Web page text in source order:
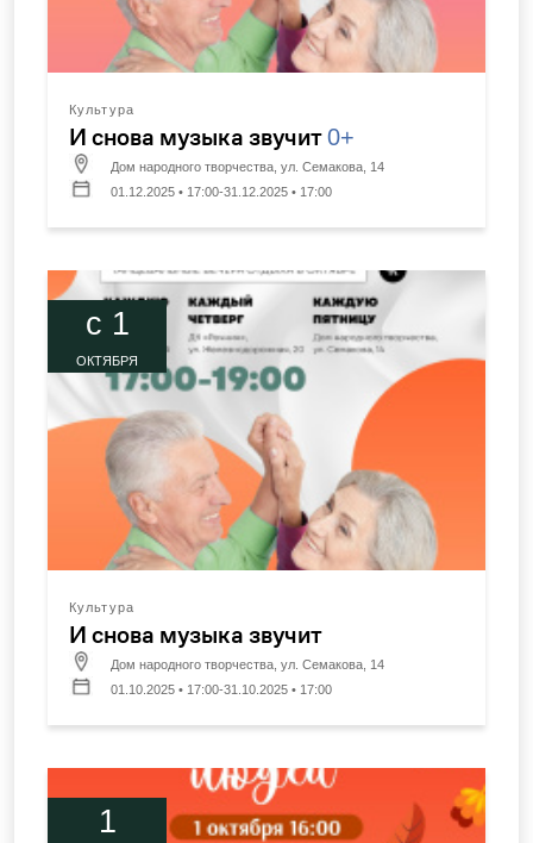
Культура
И снова музыка звучит0+
Дом народного творчества, ул. Семакова, 14
01.12.2025 • 17:00-31.12.2025 • 17:00
c 1
ОКТЯБРЯ
Культура
И снова музыка звучит
Дом народного творчества, ул. Семакова, 14
01.10.2025 • 17:00-31.10.2025 • 17:00
1